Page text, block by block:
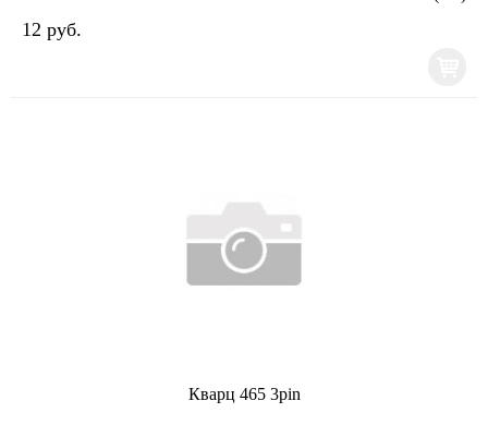
12 руб.
Кварц 465 3pin